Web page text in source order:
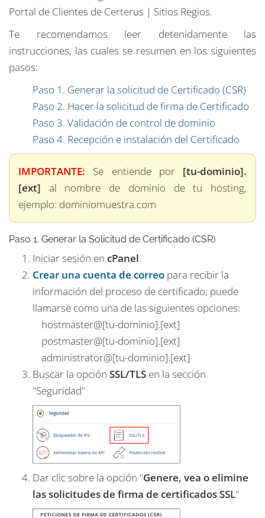
Portal de Clientes de Certerus | Sitios Regios.
Te recomendamos leer detenidamente las
instrucciones, las cuales se resumen en los siguientes
pasos:
Paso 1. Generar la solicitud de Certificado (CSR)
Paso 2. Hacer la solicitud de firma de Certificado
Paso 3. Validación de control de dominio
Paso 4. Recepción e instalación del Certificado
IMPORTANTE: Se entiende por [tu-dominio].
[ext] al nombre de dominio de tu hosting,
ejemplo: dominiomuestra.com
Paso 1. Generar la Solicitud de Certificado (CSR)
Iniciar sesión en cPanel.
Crear una cuenta de correo para recibir la
información del proceso de certificado, puede
llamarse como una de las siguientes opciones:
hostmaster@[tu-dominio].[ext]
postmaster@[tu-dominio].[ext]
administrator@[tu-dominio].[ext]
Buscar la opción SSL/TLS en la sección
"Seguridad"
Dar clic sobre la opción "Genere, vea o elimine
las solicitudes de firma de certificados SSL"